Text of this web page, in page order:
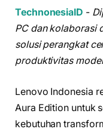
TechnonesiaID -
PC dan kolaborasi
solusi perangkat
produktivitas
Lenovo Indonesia
Aura Edition untuk
kebutuhan